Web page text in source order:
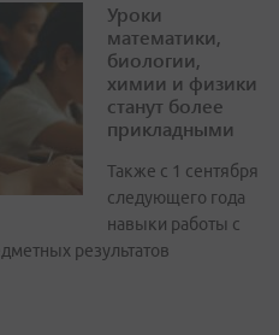
Уроки
математики,
биологии,
химии и физики
станут более
прикладными
Также с 1 сентября
следующего года
навыки работы с
результатов